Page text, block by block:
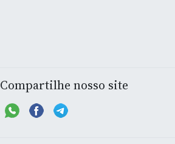
Compartilhe nosso site